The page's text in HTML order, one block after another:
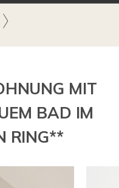
MIT
BAD IM
RING**